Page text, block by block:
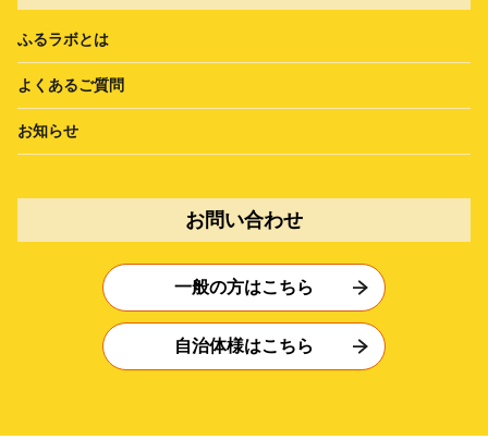
ふるラボとは
よくあるご質問
お知らせ
お問い合わせ
一般の方はこちら
自治体様はこちら